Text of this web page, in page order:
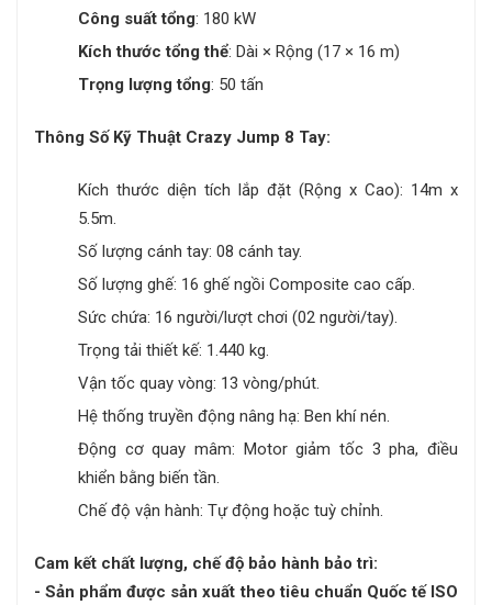
Công suất tổng: 180 kW
Kích thước tổng thể: Dài × Rộng (17 × 16 m)
Trọng lượng tổng: 50 tấn
Thông Số Kỹ Thuật Crazy Jump 8 Tay:
Kích thước diện tích lắp đặt (Rộng x Cao): 14m x
5.5m.
Số lượng cánh tay: 08 cánh tay.
Số lượng ghế: 16 ghế ngồi Composite cao cấp.
Sức chứa: 16 người/lượt chơi (02 người/tay).
Trọng tải thiết kế: 1.440 kg.
Vận tốc quay vòng: 13 vòng/phút.
Hệ thống truyền động nâng hạ: Ben khí nén.
Động cơ quay mâm: Motor giảm tốc 3 pha, điều
khiển bằng biến tần.
Chế độ vận hành: Tự động hoặc tuỳ chỉnh.
Cam kết chất lượng, chế độ bảo hành bảo trì:
- Sản phẩm được sản xuất theo tiêu chuẩn Quốc tế ISO